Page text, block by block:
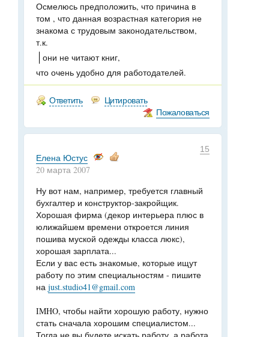
Осмелюсь предположить, что причина в
том , что данная возрастная категория не
знакома с трудовым законодательством,
т.к.
они не читают книг,
что очень удобно для работодателей.
Ответить
Цитировать
Пожаловаться
15
Елена Юстус
20 марта 2007
Ну вот нам, например, требуется главный
бухгалтер и конструктор-закройщик.
Хорошая фирма (декор интерьера плюс в
юлижайшем времени откроется линия
пошива муской одежды класса люкс),
хорошая зарплата...
Если у вас есть знакомые, которые ищут
работу по этим специальностям - пишите
на just.studio41@gmail.com
IMHO, чтобы найти хорошую работу, нужно
стать сначала хорошим специалистом...